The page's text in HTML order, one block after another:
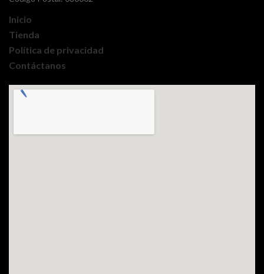
Inicio
Tienda
Política de privacidad
Contáctanos